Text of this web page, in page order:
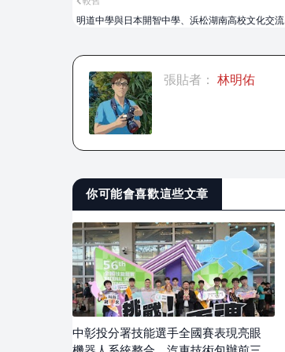
明道中學與日本開智中學、浜松湖南高校文化交流
張貼者： 林明佑
你可能會喜歡這些文章
中彰投分署技能選手全國賽表現亮眼